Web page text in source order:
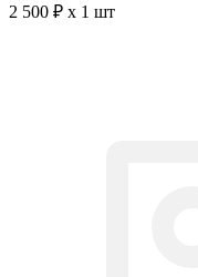
2 500 ₽ x 1 шт